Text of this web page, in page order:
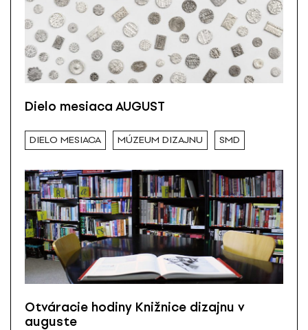
Dielo mesiaca AUGUST
DIELO MESIACA MÚZEUM DIZAJNU SMD
Otváracie hodiny Knižnice dizajnu v
auguste